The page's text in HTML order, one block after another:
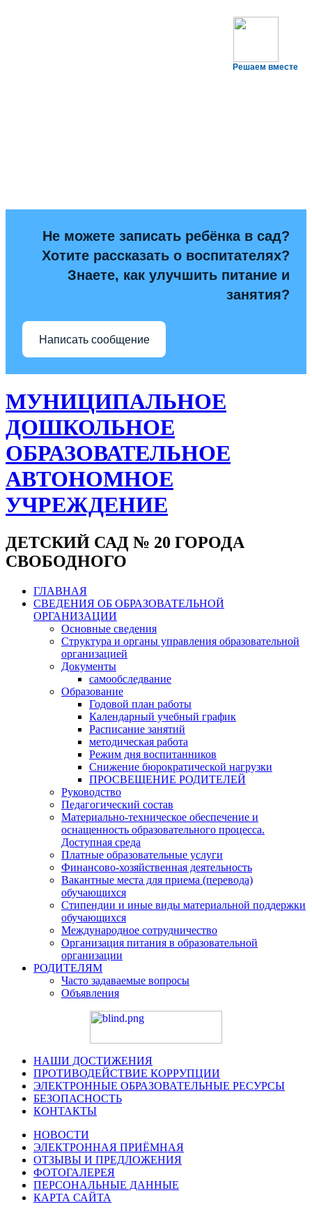
Решаем вместе
Не можете записать ребёнка в сад?
Хотите рассказать о воспитателях?
Знаете, как улучшить питание и
занятия?
Написать сообщение
МУНИЦИПАЛЬНОЕ
ДОШКОЛЬНОЕ
ОБРАЗОВАТЕЛЬНОЕ
АВТОНОМНОЕ
УЧРЕЖДЕНИЕ
ДЕТСКИЙ САД № 20 ГОРОДА
СВОБОДНОГО
ГЛАВНАЯ
СВЕДЕНИЯ ОБ ОБРАЗОВАТЕЛЬНОЙ
ОРГАНИЗАЦИИ
Основные сведения
Структура и органы управления образовательной
организацией
Документы
самообследвание
Образование
Годовой план работы
Календарный учебный график
Расписание занятий
методическая работа
Режим дня воспитанников
Снижение бюрократической нагрузки
ПРОСВЕЩЕНИЕ РОДИТЕЛЕЙ
Руководство
Педагогический состав
Материально-техническое обеспечение и
оснащенность образовательного процесса.
Доступная среда
Платные образовательные услуги
Финансово-хозяйственная деятельность
Вакантные места для приема (перевода)
обучающихся
Стипендии и иные виды материальной поддержки
обучающихся
Международное сотрудничество
Организация питания в образовательной
организации
РОДИТЕЛЯМ
Часто задаваемые вопросы
Объявления
НАШИ ДОСТИЖЕНИЯ
ПРОТИВОДЕЙСТВИЕ КОРРУПЦИИ
ЭЛЕКТРОННЫЕ ОБРАЗОВАТЕЛЬНЫЕ РЕСУРСЫ
БЕЗОПАСНОСТЬ
КОНТАКТЫ
НОВОСТИ
ЭЛЕКТРОННАЯ ПРИЁМНАЯ
ОТЗЫВЫ И ПРЕДЛОЖЕНИЯ
ФОТОГАЛЕРЕЯ
ПЕРСОНАЛЬНЫЕ ДАННЫЕ
КАРТА САЙТА